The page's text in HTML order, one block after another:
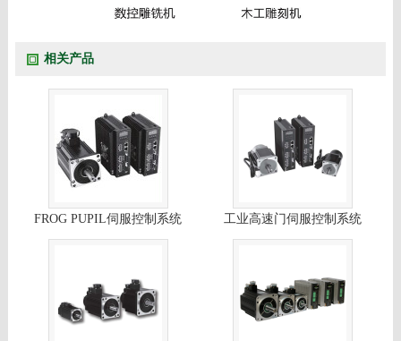
相关产品
FROG PUPIL伺服控制系统 工业高速门伺服控制系统